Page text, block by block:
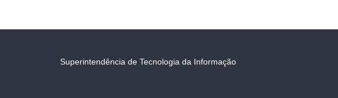
Superintendência de Tecnologia da Informação